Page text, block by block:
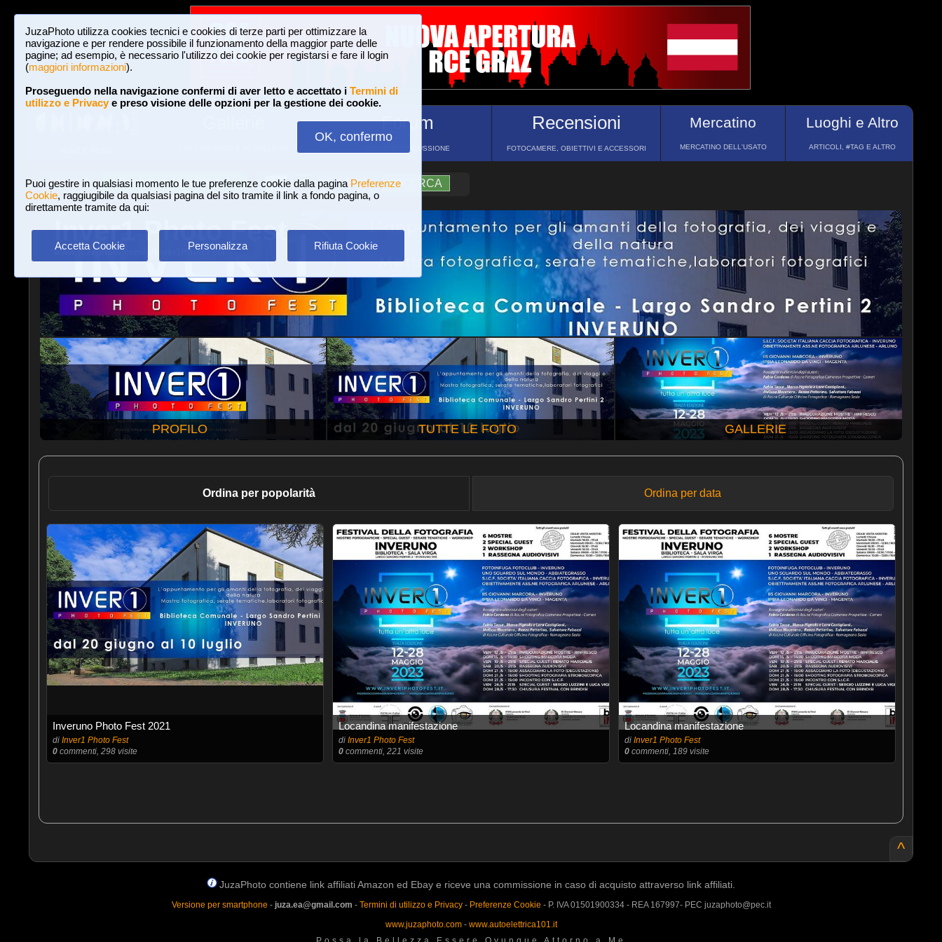
JuzaPhoto utilizza cookies tecnici e cookies di terze parti per ottimizzare la
navigazione e per rendere possibile il funzionamento della maggior parte delle
pagine; ad esempio, è necessario l'utilizzo dei cookie per registarsi e fare il login
(maggiori informazioni).
Proseguendo nella navigazione confermi di aver letto e accettato i Termini di
utilizzo e Privacye preso visione delle opzioni per la gestione dei cookie.
OK, confermo
Puoi gestire in qualsiasi momento le tue preferenze cookie dalla pagina Preferenze
Cookie, raggiugibile da qualsiasi pagina del sito tramite il link a fondo pagina, o
direttamente tramite da qui:
Accetta Cookie Personalizza Rifiuta Cookie
Forum
FORUM DI DISCUSSIONE
Recensioni
FOTOCAMERE, OBIETTIVI E ACCESSORI
Mercatino
MERCATINO DELL'USATO
Luoghi e Altro
ARTICOLI, #TAG E ALTRO
Login Iscriviti a JuzaPhoto! A A ?AIUTO RICERCA
Inver1 Photo Fest
www.juzaphoto.com/p/Inver1PhotoFest
PROFILO TUTTE LE FOTO GALLERIE
Ordina per popolarità Ordina per data
Inveruno Photo Fest 2021
di Inver1 Photo Fest
0commenti, 298 visite
Locandina manifestazione
di Inver1 Photo Fest
0commenti, 221 visite
Locandina manifestazione
diInver1 Photo Fest
0 commenti, 189 visite
^
JuzaPhoto contiene link affiliati Amazon ed Ebay e riceve una commissione in caso di acquisto attraverso link affiliati.
Versione per smartphone - juza.ea@gmail.com - Termini di utilizzo e Privacy- Preferenze Cookie - P. IVA 01501900334 - REA 167997- PEC juzaphoto@pec.it
www.juzaphoto.com- www.autoelettrica101.it